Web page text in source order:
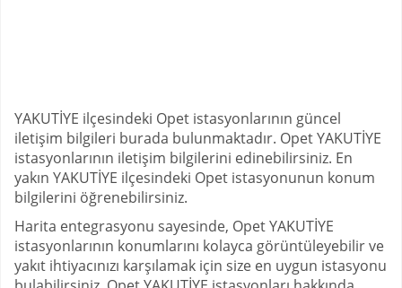
YAKUTİYE ilçesindeki Opet istasyonlarının güncel
iletişim bilgileri burada bulunmaktadır. Opet YAKUTİYE
istasyonlarının iletişim bilgilerini edinebilirsiniz. En
yakın YAKUTİYE ilçesindeki Opet istasyonunun konum
bilgilerini öğrenebilirsiniz.
Harita entegrasyonu sayesinde, Opet YAKUTİYE
istasyonlarının konumlarını kolayca görüntüleyebilir ve
yakıt ihtiyacınızı karşılamak için size en uygun istasyonu